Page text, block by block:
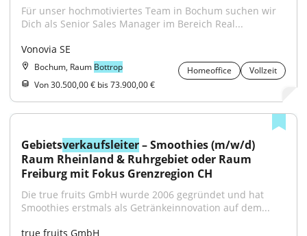
Für unser hochmotiviertes Team in Bochum suchen wir
Dich als Senior Sales Manager im Bereich Real...
Vonovia SE
Bochum, Raum Bottrop Homeoffice
Vollzeit
Von 30.500,00 € bis 73.900,00 €
Gebietsverkaufsleiter – Smoothies (m/w/d)
Raum Rheinland & Ruhrgebiet oder Raum
Freiburg mit Fokus Grenzregion CH
Die true fruits GmbH wurde 2006 gegründet und hat
Smoothies erstmals als Getränkeinnovation auf dem...
true fruits GmbH